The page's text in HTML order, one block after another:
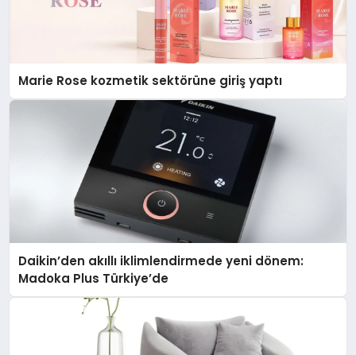
Marie Rose kozmetik sektörüne giriş yaptı
Daikin’den akıllı iklimlendirmede yeni dönem:
Madoka Plus Türkiye’de